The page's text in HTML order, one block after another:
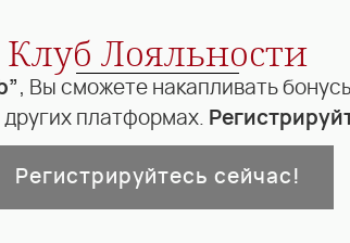
Клуб Лояльности
, Вы сможете накапливать
платформах.
Регистрируйтесь сейчас!